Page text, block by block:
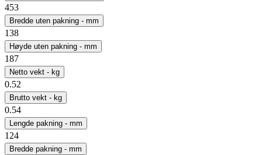
453
Bredde uten pakning - mm
138
Høyde uten pakning - mm
187
Netto vekt - kg
0.52
Brutto vekt - kg
0.54
Lengde pakning - mm
124
Bredde pakning - mm